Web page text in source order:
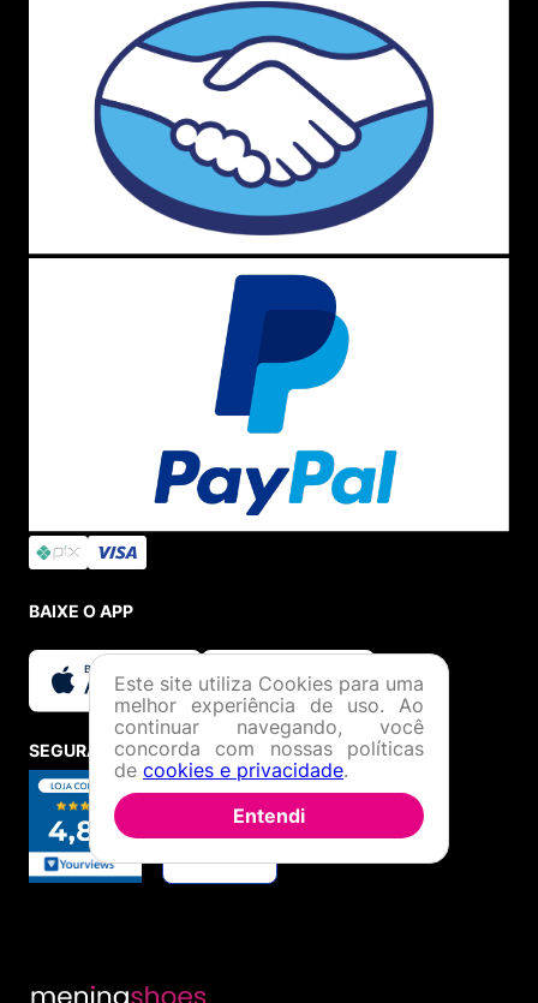
BAIXE O APP
SEGURANÇA E CREDIBILIDADE
Este site utiliza Cookies para uma
melhor experiência de uso. Ao
continuar navegando, você
concorda com nossas políticas
de cookies e privacidade.
Entendi